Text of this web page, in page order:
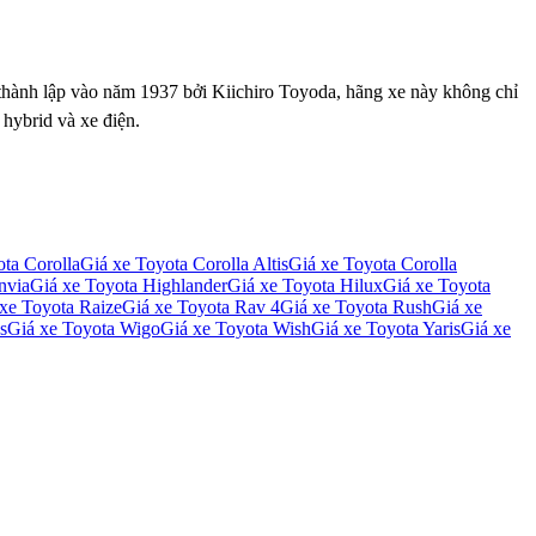
lập vào năm 1937 bởi Kiichiro Toyoda, hãng xe này không chỉ
và xe điện.
CorollaGiá xe Toyota Corolla AltisGiá xe Toyota Corolla
Giá xe Toyota HighlanderGiá xe Toyota HiluxGiá xe Toyota
Toyota RaizeGiá xe Toyota Rav 4Giá xe Toyota RushGiá xe
Giá xe Toyota WigoGiá xe Toyota WishGiá xe Toyota YarisGiá xe